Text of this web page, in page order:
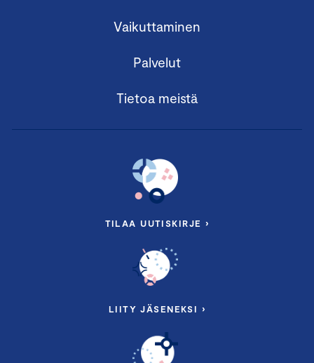
Vaikuttaminen
Palvelut
Tietoa meistä
TILAA UUTISKIRJE ›
LIITY JÄSENEKSI ›